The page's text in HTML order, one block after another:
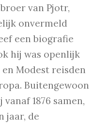
van Pjotr,
onvermeld
een biografie
hij was openlijk
Modest reisden
Buitengewoon
1876 samen,
jaar, de